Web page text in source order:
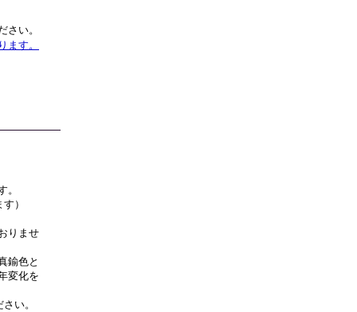
さい。
ます。
。
）
りませ
鍮色と
変化を
い。